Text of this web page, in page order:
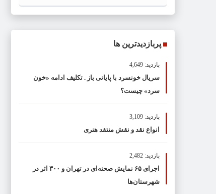
پربازدیدترین ها
بازدید: 4,649
سریال خونسرد با پایانی باز . تکلیف ادامه «خون
سرد» چیست؟
بازدید: 3,109
انواع نقد و نقش منتقد هنری
بازدید: 2,482
اجرای ۶۵ نمایش صحنه‌ای در تهران و ۳۰۰ اثر در
شهرستان‌ها